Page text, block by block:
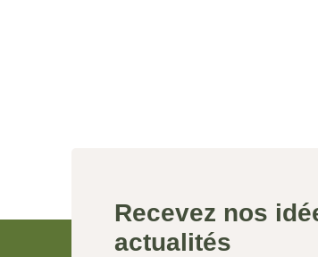
Recevez nos
actualités